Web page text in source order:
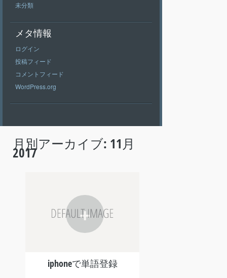
未分類
メタ情報
ログイン
投稿フィード
コメントフィード
WordPress.org
月別アーカイブ: 11月
2017
+
iphoneで単語登録